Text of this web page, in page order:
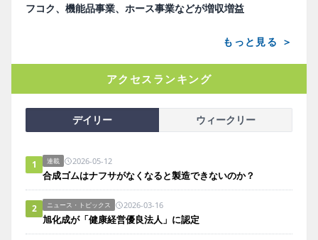
フコク、機能品事業、ホース事業などが増収増益
もっと見る ＞
アクセスランキング
デイリー ウィークリー
1 連載 2026-05-12
合成ゴムはナフサがなくなると製造できないのか？
2 ニュース・トピックス 2026-03-16
旭化成が「健康経営優良法人」に認定